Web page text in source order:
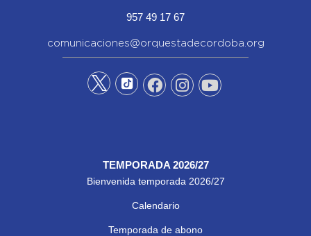
957 49 17 67
comunicaciones@orquestadecordoba.org
TEMPORADA 2026/27
Bienvenida temporada 2026/27
Calendario
Temporada de abono